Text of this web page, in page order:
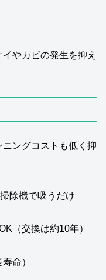
やカビの発生を抑え
ングコストも低く抑
除機で吸うだけ
（交換は約10年）
命）